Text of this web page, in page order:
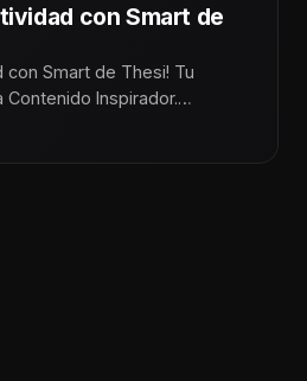
con Smart de
Smart de Thesi! Tu
Contenido Inspirador.
creativos contenidos